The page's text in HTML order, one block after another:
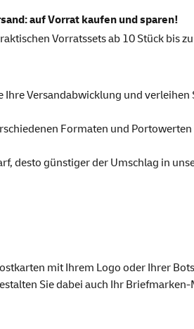
auf Vorrat kaufen und sparen!
Vorratssets ab 10 Stück bis
Ihre Versandabwicklung und
Formaten und
desto günstiger der Umschlag in
mit Ihrem Logo oder Ihrer
Sie dabei auch Ihr